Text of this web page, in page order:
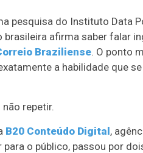
pesquisa do Instituto Data
afirma saber falar
Braziliense. O ponto
a habilidade que
repetir.
B20 Conteúdo Digital ,
o público, passou por